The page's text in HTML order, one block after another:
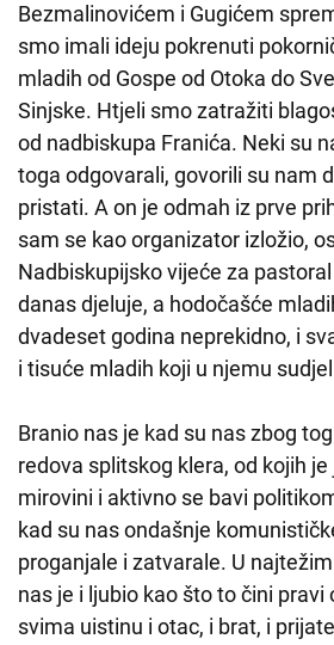
Bezmalinovićem i Gugićem
smo imali ideju pokrenuti
mladih od Gospe od Otoka do
Sinjske. Htjeli smo zatražiti
od nadbiskupa Franića. Neki su
toga odgovarali, govorili su nam
pristati. A on je odmah iz prve
sam se kao organizator izložio,
Nadbiskupijsko vijeće za
danas djeluje, a hodočašće
dvadeset godina neprekidno, i
i tisuće mladih koji u njemu
Branio nas je kad su nas zbog
redova splitskog klera, od kojih
mirovini i aktivno se bavi
kad su nas ondašnje
proganjale i zatvarale. U
nas je i ljubio kao što to čini pravi
svima uistinu i otac, i brat, i